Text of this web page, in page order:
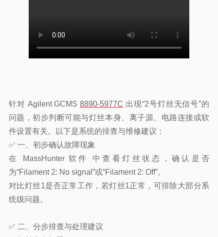
针对 Agilent GCMS8890-5977C 出现“2号灯丝无信号”的
问题，初步判断可能与灯丝本身、离子源、电路连接或软
件设置有关。以下是系统的排查与维修建议：
✅ 一、初步确认故障现象
在 MassHunter 软件 中查看灯丝状态，确认是否
为“Filament 2: No signal”或“Filament 2: Off”。
对比灯丝1是否正常工作，若灯丝1正常，可排除大部分系
统级问题。
✅ 二、分步排查与处理建议